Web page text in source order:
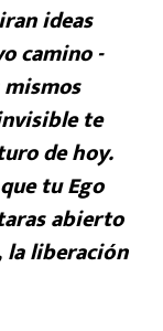
ideas
camino -
te
de hoy.
tu Ego
abierto
la liberación